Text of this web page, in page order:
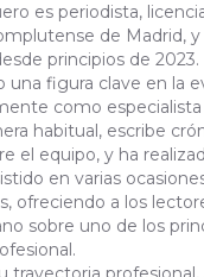
es periodista,
de Madrid,
principios de
una figura clave en la
como
habitual, escribe
el equipo, y ha
en varias
ofreciendo a los
sobre uno de los